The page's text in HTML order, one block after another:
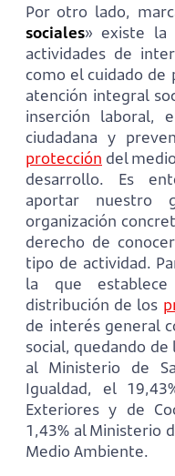
Por otro lado,
sociales» existe la
actividades de
como el cuidado de
atención integral
inserción laboral,
ciudadana y
protección del
desarrollo. Es
aportar nuestro
organización
derecho de
tipo de actividad.
la que
distribución de los
de interés general
social, quedando
al Ministerio de
Igualdad, el
Exteriores y de
1,43% al Ministerio
Medio Ambiente.